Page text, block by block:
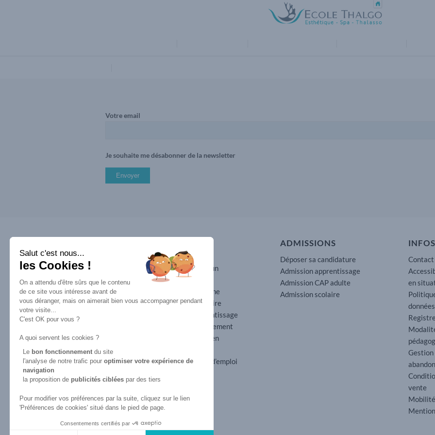
Salut c'est nous...
les Cookies !
On a attendu d'être sûrs que le contenu
de ce site vous intéresse avant de
vous déranger, mais on aimerait bien vous accompagner pendant
votre visite...
C'est OK pour vous ?
A quoi servent les cookies ?
Le bon fonctionnement du site
l'analyse de notre trafic pour optimiser votre expérience de
navigation
la proposition de publicités ciblées par des tiers
Pour modifier vos préférences par la suite, cliquez sur le lien
'Préférences de cookies' situé dans le pied de page.
Consentements certifiés par
Votre email
Je souhaite me désabonner de la newsletter
Formation en
apprentissage
CAP esthétique
BP esthétique
BTS MECP
Spa praticien
Reconversion
professionnelle
CAP esthétique pour Adulte
Scolaire
ans
EMPLOYEURS
Pourquoi recruter un
apprenti
Pourquoi devenir une
entreprise partenaire
Le contrat d’apprentissage
Les aides au recrutement
Déposer une offre en
Déposer une offre d’emploi
ADMISSIONS
Déposer sa candidature
Admission apprentissage
Admission CAP adulte
Admission scolaire
Contact
en
Gestion
vente